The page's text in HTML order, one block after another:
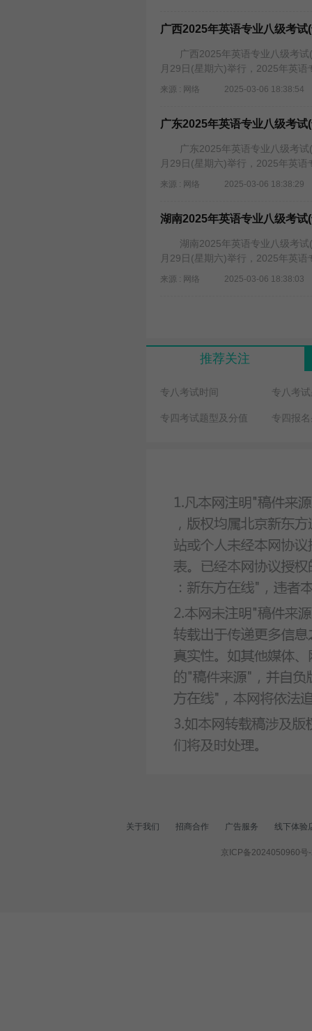
广西2025年英语专业八级考
广西2025年英语专业八级考试(
月29日(星期六)举行，2025年英语
来源 : 网络 2025-03-06 18:38:54
广东2025年英语专业八级考
广东2025年英语专业八级考试(
月29日(星期六)举行，2025年英语
来源 : 网络 2025-03-06 18:38:29
湖南2025年英语专业八级考试
湖南2025年英语专业八级考试(
月29日(星期六)举行，2025年英语
来源 : 网络 2025-03-06 18:38:03
推荐关注
专八考试时间 专八考
专四考试题型及分值 专四报
关于我们 招商合作 广告服务 线下体验
京ICP备2024050960号